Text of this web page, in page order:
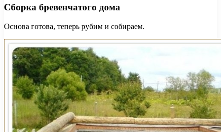
Сборка бревенчатого дома
Основа готова, теперь рубим и собираем.